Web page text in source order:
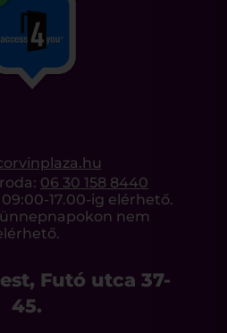
06 30 158 8440
17.00-ig elérhető.
nem
Futó utca 37-
45.